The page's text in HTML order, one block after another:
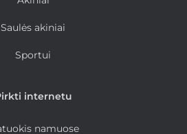
Saulės akiniai
Sportui
internetu
namuose